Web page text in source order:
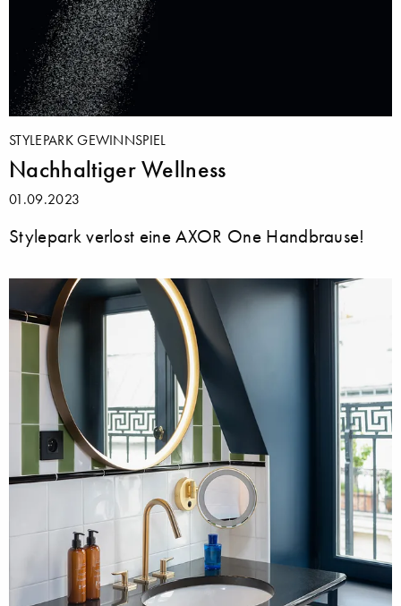
STYLEPARK GEWINNSPIEL
Nachhaltiger Wellness
01.09.2023
Stylepark verlost eine AXOR One Handbrause!